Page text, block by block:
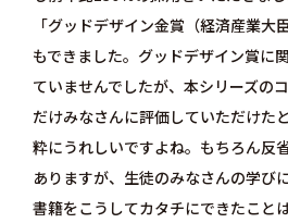
「グッドデザイン金賞（経済産業大
もできました。グッドデザイン賞に
ていませんでしたが、本シリーズの
だけみなさんに評価していただけた
粋にうれしいですよね。もちろん反
ありますが、生徒のみなさんの学び
書籍をこうしてカタチにできたこと